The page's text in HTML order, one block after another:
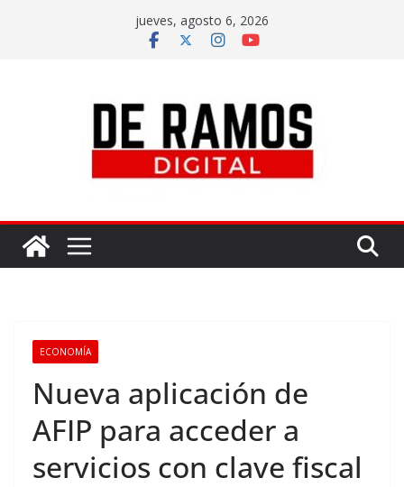
jueves, agosto 6, 2026
ECONOMÍA
Nueva aplicación de
AFIP para acceder a
servicios con clave fiscal